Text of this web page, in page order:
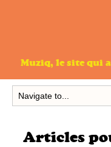
Muziq, le site qui
Articles